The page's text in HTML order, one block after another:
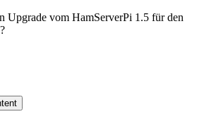
Upgrade vom HamServerPi 1.5 für den